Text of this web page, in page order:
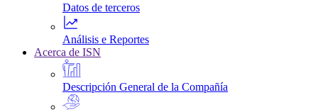
Datos de terceros
Análisis e Reportes
Acerca de ISN
Descripción General de la Compañía